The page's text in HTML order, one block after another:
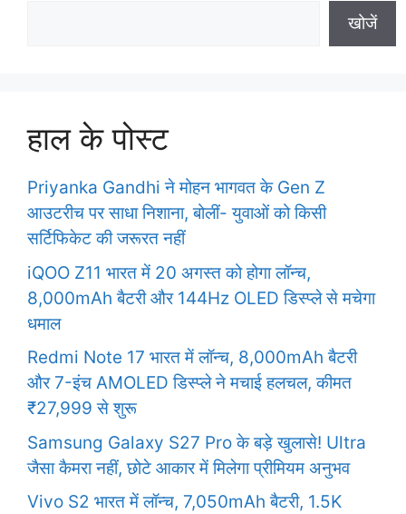
खोजें
हाल के पोस्ट
Priyanka Gandhi ने मोहन भागवत के Gen Z
आउटरीच पर साधा निशाना, बोलीं- युवाओं को किसी
सर्टिफिकेट की जरूरत नहीं
iQOO Z11 भारत में 20 अगस्त को होगा लॉन्च,
8,000mAh बैटरी और 144Hz OLED डिस्प्ले से मचेगा
धमाल
Redmi Note 17 भारत में लॉन्च, 8,000mAh बैटरी
और 7-इंच AMOLED डिस्प्ले ने मचाई हलचल, कीमत
₹27,999 से शुरू
Samsung Galaxy S27 Pro के बड़े खुलासे! Ultra
जैसा कैमरा नहीं, छोटे आकार में मिलेगा प्रीमियम अनुभव
Vivo S2 भारत में लॉन्च, 7,050mAh बैटरी, 1.5K